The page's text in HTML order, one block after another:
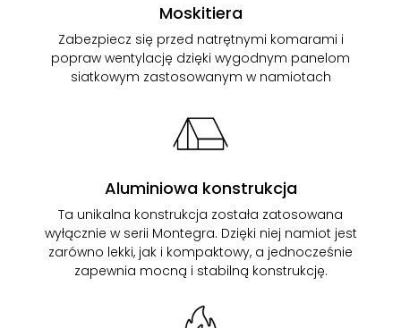
Moskitiera
Zabezpiecz się przed natrętnymi komarami i
popraw wentylację dzięki wygodnym panelom
siatkowym zastosowanym w namiotach
Aluminiowa konstrukcja
Ta unikalna konstrukcja została zatosowana
wyłącznie w serii Montegra. Dzięki niej namiot jest
zarówno lekki, jak i kompaktowy, a jednocześnie
zapewnia mocną i stabilną konstrukcję.